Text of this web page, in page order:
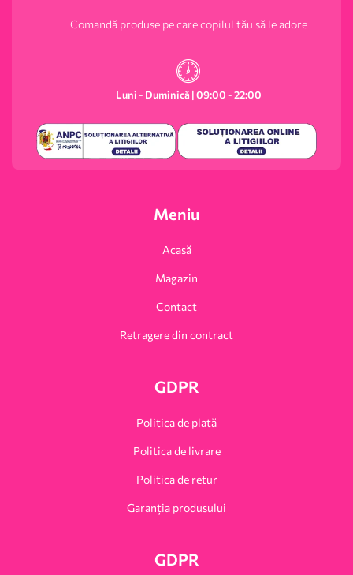
Comandă produse pe care copilul tău să le adore
Luni - Duminică | 09:00 - 22:00
Meniu
Acasă
Magazin
Contact
Retragere din contract
GDPR
Politica de plată
Politica de livrare
Politica de retur
Garanția produsului
GDPR